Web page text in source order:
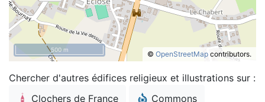
© OpenStreetMap contributors.
500 m
Chercher d'autres édifices religieux et illustrations sur :
Clochers de France
Commons